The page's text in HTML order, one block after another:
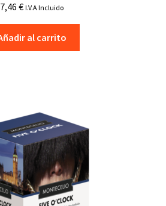
7,46 € I.V.A Incluido
al carrito